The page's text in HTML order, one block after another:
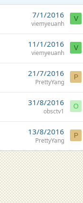
7/1/2016
viemyeuanh
V
11/1/2016
viemyeuanh
V
21/7/2016
PrettyYang
P
31/8/2016
obsctv1
O
13/8/2016
PrettyYang
P